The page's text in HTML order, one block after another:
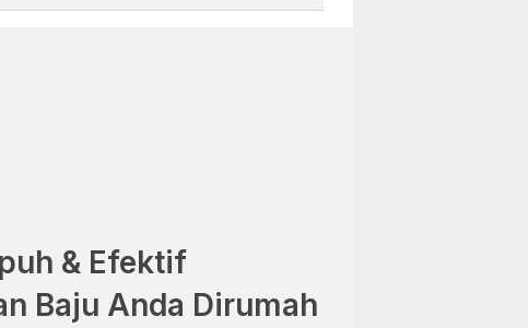
& Efektif
Baju Anda Dirumah